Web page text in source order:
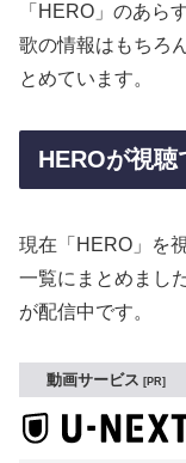
「HERO」のあら
歌の情報はもちろ
とめています。
HEROが視聴
現在「HERO」を
一覧にまとめまし
が配信中です。
動画サービス PR